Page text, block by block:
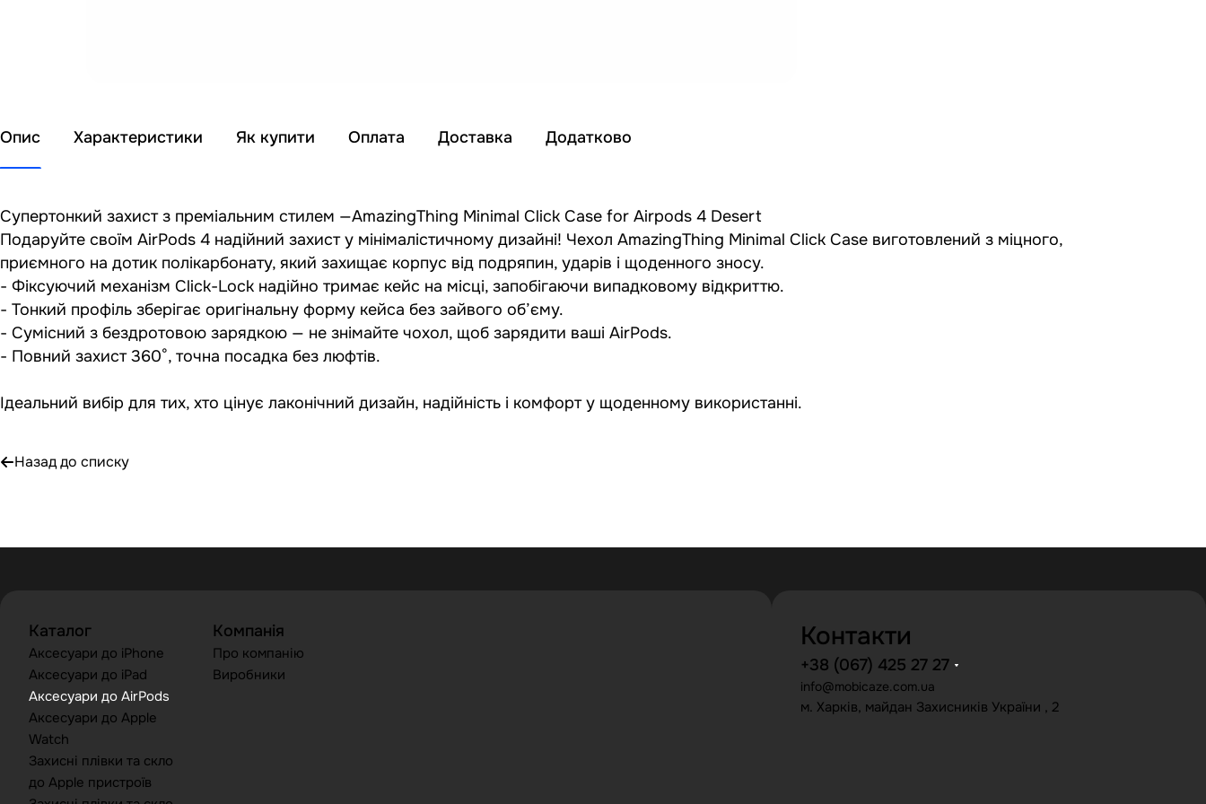
Опис Характеристики Як купити Оплата Доставка Додатково
Супертонкий захист з преміальним стилем —AmazingThing Minimal Click Case for Airpods 4 Desert
Подаруйте своїм AirPods 4 надійний захист у мінімалістичному дизайні! Чехол AmazingThing Minimal Click Case виготовлений з міцного,
приємного на дотик полікарбонату, який захищає корпус від подряпин, ударів і щоденного зносу.
- Фіксуючий механізм Click-Lock надійно тримає кейс на місці, запобігаючи випадковому відкриттю.
- Тонкий профіль зберігає оригінальну форму кейса без зайвого об’єму.
- Сумісний з бездротовою зарядкою — не знімайте чохол, щоб зарядити ваші AirPods.
- Повний захист 360°, точна посадка без люфтів.
Ідеальний вибір для тих, хто цінує лаконічний дизайн, надійність і комфорт у щоденному використанні.
Назад до списку
Каталог
Аксесуари до iPhone
Аксесуари до iPad
Аксесуари до AirPods
Аксесуари до Apple
Watch
Захисні плівки та скло
до Apple пристроїв
Компанія
Про компанію
Виробники
Контакти
+38 (067) 425 27 27
info@mobicaze.com.ua
м. Харків, майдан Захисників України , 2